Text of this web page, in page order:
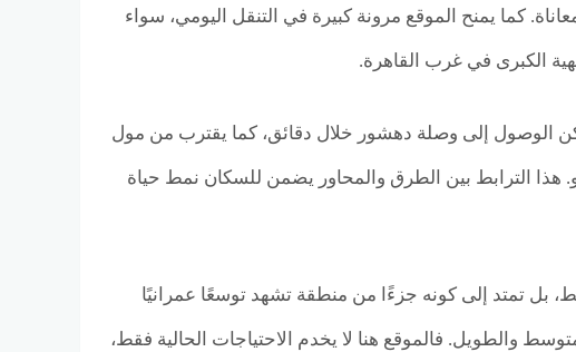
كما يمنح الموقع مرونة كبيرة في التنقل اليومي، سواء
الوصول إلى وصلة دهشور خلال دقائق، كما يقترب من مول
جهينة، ويتيح اتصالًا سريعًا بمدينة الشيخ زايد ومحور 26 يوليو. هذا الترابط بين الطرق والمحاور يضمن للسكان نمط حياة
بل تمتد إلى كونه جزءًا من منطقة تشهد توسعًا عمرانيًا
والطويل. فالموقع هنا لا يخدم الاحتياجات الحالية فقط،